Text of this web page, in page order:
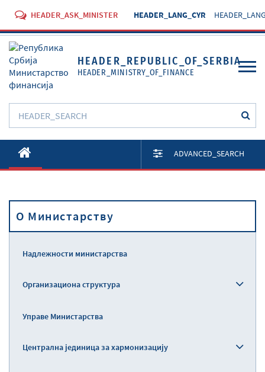
HEADER_ASK_MINISTER HEADER_LANG_CYR
HEADER_REPUBLIC_OF_SERBIA
HEADER_MINISTRY_OF_FINANCE
O Министарству
Активности
Прописи
ADVANCED_SEARCH
O Министарству
Надлежности министарства
Организациона структура
Управе Министарства
Централна јединица за хармонизацију